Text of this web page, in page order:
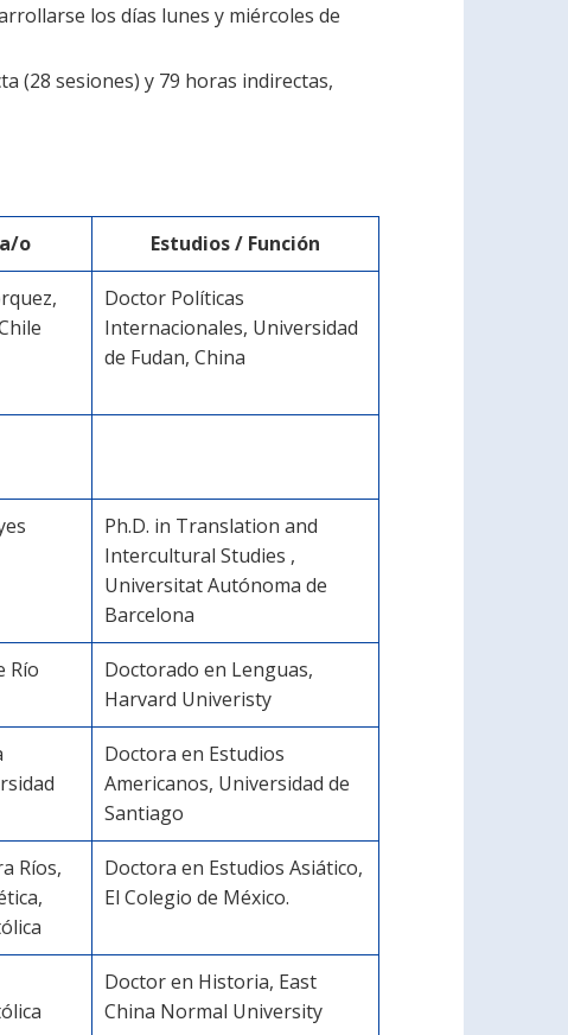
los días lunes y miércoles de
(28 sesiones) y 79 horas indirectas,
o Estudios / Función
Doctor Políticas
Internacionales, Universidad
de Fudan, China
Ph.D. in Translation and
Intercultural Studies ,
Universitat Autónoma de
Barcelona
Río
Doctorado en Lenguas,
Harvard Univeristy
Doctora en Estudios
Americanos, Universidad de
Santiago
Ríos,
Doctora en Estudios Asiático,
El Colegio de México.
Doctor en Historia, East
China Normal University